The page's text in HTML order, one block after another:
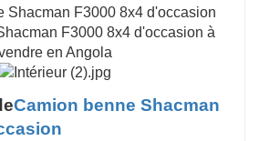
F3000 8x4 d'occasion à
en Angola
Camion benne Shacman